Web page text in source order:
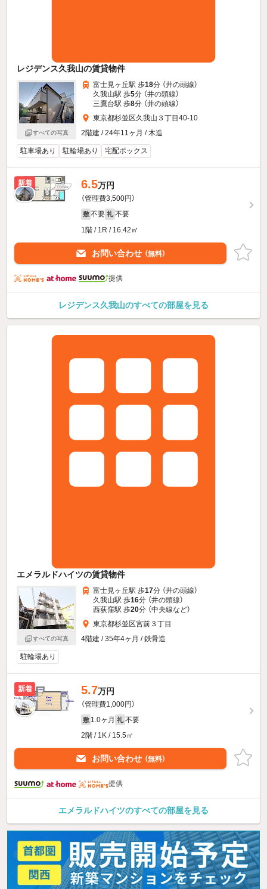
レジデンス久我山の賃貸物件
すべての写真
富士見ヶ丘駅 歩18分 （井の頭線）
久我山駅 歩5分 （井の頭線）
三鷹台駅 歩8分 （井の頭線）
東京都杉並区久我山３丁目40-10
2階建 / 24年11ヶ月 / 木造
駐車場あり 駐輪場あり 宅配ボックス
新着 6.5万円
（管理費3,500円）
敷 不要 礼 不要
1階 / 1R / 16.42㎡
お問い合わせ （無料）
提供
レジデンス久我山のすべての部屋を見る
エメラルドハイツの賃貸物件
すべての写真
富士見ヶ丘駅 歩17分 （井の頭線）
久我山駅 歩16分 （井の頭線）
西荻窪駅 歩20分 （中央線など）
東京都杉並区宮前３丁目
4階建 / 35年4ヶ月 / 鉄骨造
駐輪場あり
新着 5.7万円
（管理費1,000円）
敷 1.0ヶ月 礼 不要
2階 / 1K / 15.5㎡
お問い合わせ （無料）
提供
エメラルドハイツのすべての部屋を見る